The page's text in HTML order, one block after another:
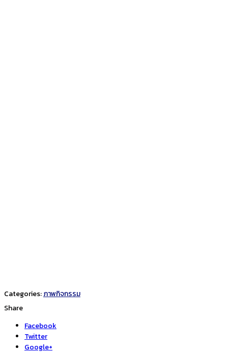
Categories:ภาพกิจกรรม
Share
Facebook
Twitter
Google+